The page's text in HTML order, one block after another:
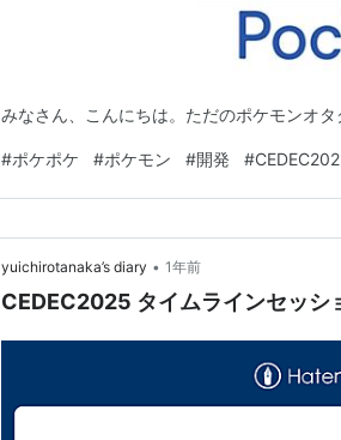
みなさん、こんにちは。ただのポケモンオタ
#ポケポケ #ポケモン #開発 #
yuichirotanaka’s diary • 1年前
CEDEC2025 タイムラインセッシ